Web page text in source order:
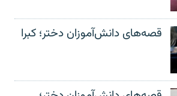
قصه‌های دانش‌آموزان دختر؛ کبرا